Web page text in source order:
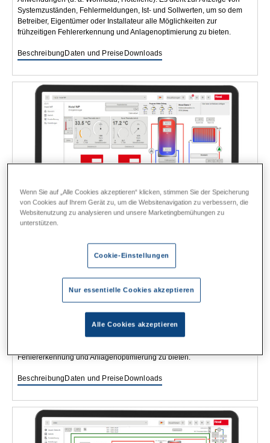
Systemzuständen, Fehlermeldungen, Ist- und Sollwerten, um so dem
Betreiber, Eigentümer oder Installateur alle Möglichkeiten zur
frühzeitigen Fehlererkennung und Anlagenoptimierung zu bieten.
BeschreibungDaten und Preise Downloads
Online-Leittechnik HSC CS
Die HSC CS ist ein professionelles Online-Leitsystem zur
Visualisierung und Betreuung von einzelnen Wärmeübergabestationen,
Trinkwassererwärmern und Heizungssystemen via Browser auf PC,
Tablet und Smartphone für gewerbliche Anwendungen (u. a. Wohnbau,
Hotellerie). Es dient zur Anzeige von Systemzuständen,
Fehlermeldungen, Ist- und Sollwerten, um so dem Betreiber,
Fehlererkennung und Anlagenoptimierung zu bieten.
Beschreibung Daten und Preise Downloads
Wenn Sie auf „Alle Cookies akzeptieren“ klicken, stimmen Sie der Speicherung
von Cookies auf Ihrem Gerät zu, um die Websitenavigation zu verbessern, die
Websitenutzung zu analysieren und unsere Marketingbemühungen zu
unterstützen.
Cookie-Einstellungen
Nur essentielle Cookies akzeptieren
Alle Cookies akzeptieren